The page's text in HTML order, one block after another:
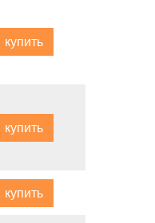
купить
купить
купить